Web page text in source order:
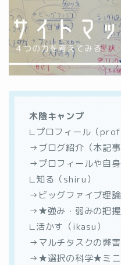
木陰キャンプ
∟プロフィール（
→ブログ紹介（本記事
→プロフィールや自
∟知る（shiru）
→ビッグファイブ理論
→★強み・弱みの把
∟活かす（ikasu）
→マルチタスクの弊害
→★選択の科学★ミ